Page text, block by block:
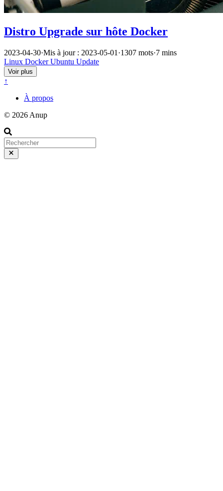
Distro Upgrade sur hôte Docker
2023-04-30·Mis à jour : 2023-05-01 ·1307 mots·7 mins
Linux DockerUbuntu Update
Voir plus
↑
À propos
© 2026 Anup